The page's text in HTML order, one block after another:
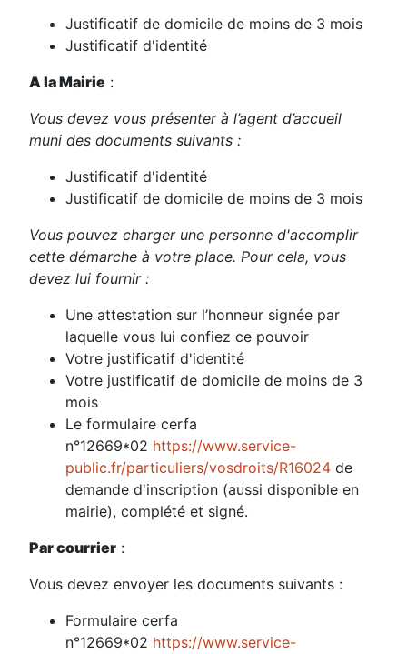
Justificatif de domicile de moins de 3 mois
Justificatif d'identité
A la Mairie :
Vous devez vous présenter à l’agent d’accueil
muni des documents suivants :
Justificatif d'identité
Justificatif de domicile de moins de 3 mois
Vous pouvez charger une personne d'accomplir
cette démarche à votre place. Pour cela, vous
devez lui fournir :
Une attestation sur l’honneur signée par
laquelle vous lui confiez ce pouvoir
Votre justificatif d'identité
Votre justificatif de domicile de moins de 3
mois
Le formulaire cerfa
n°12669*02 https://www.service-
public.fr/particuliers/vosdroits/R16024 de
demande d'inscription (aussi disponible en
mairie), complété et signé.
Par courrier :
Vous devez envoyer les documents suivants :
Formulaire cerfa
n°12669*02 https://www.service-